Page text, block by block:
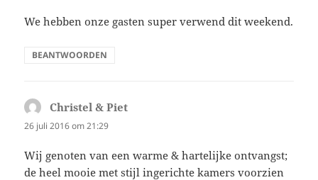
We hebben onze gasten super verwend dit weekend.
BEANTWOORDEN
Christel & Piet
26 juli 2016 om 21:29
Wij genoten van een warme & hartelijke ontvangst;
de heel mooie met stijl ingerichte kamers voorzien